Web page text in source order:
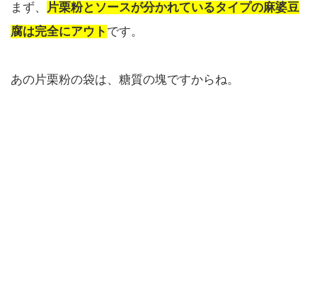
まず、
片栗粉とソースが分かれているタイプの麻婆豆
腐は完全にアウト です。
あの片栗粉の袋は、糖質の塊ですからね。